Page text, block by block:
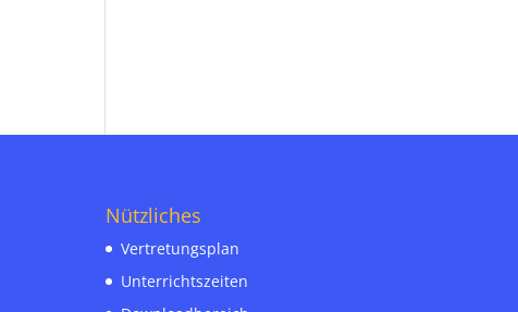
Nützliches
Vertretungsplan
Unterrichtszeiten